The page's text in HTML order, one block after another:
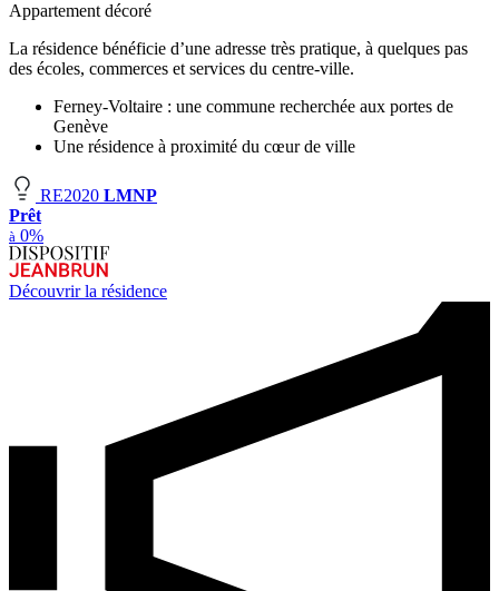
Appartement décoré
La résidence bénéficie d’une adresse très pratique, à quelques pas
des écoles, commerces et services du centre-ville.
Ferney-Voltaire : une commune recherchée aux portes de
Genève
Une résidence à proximité du cœur de ville
RE2020 LMNP
Prêt
à 0%
Découvrir la résidence